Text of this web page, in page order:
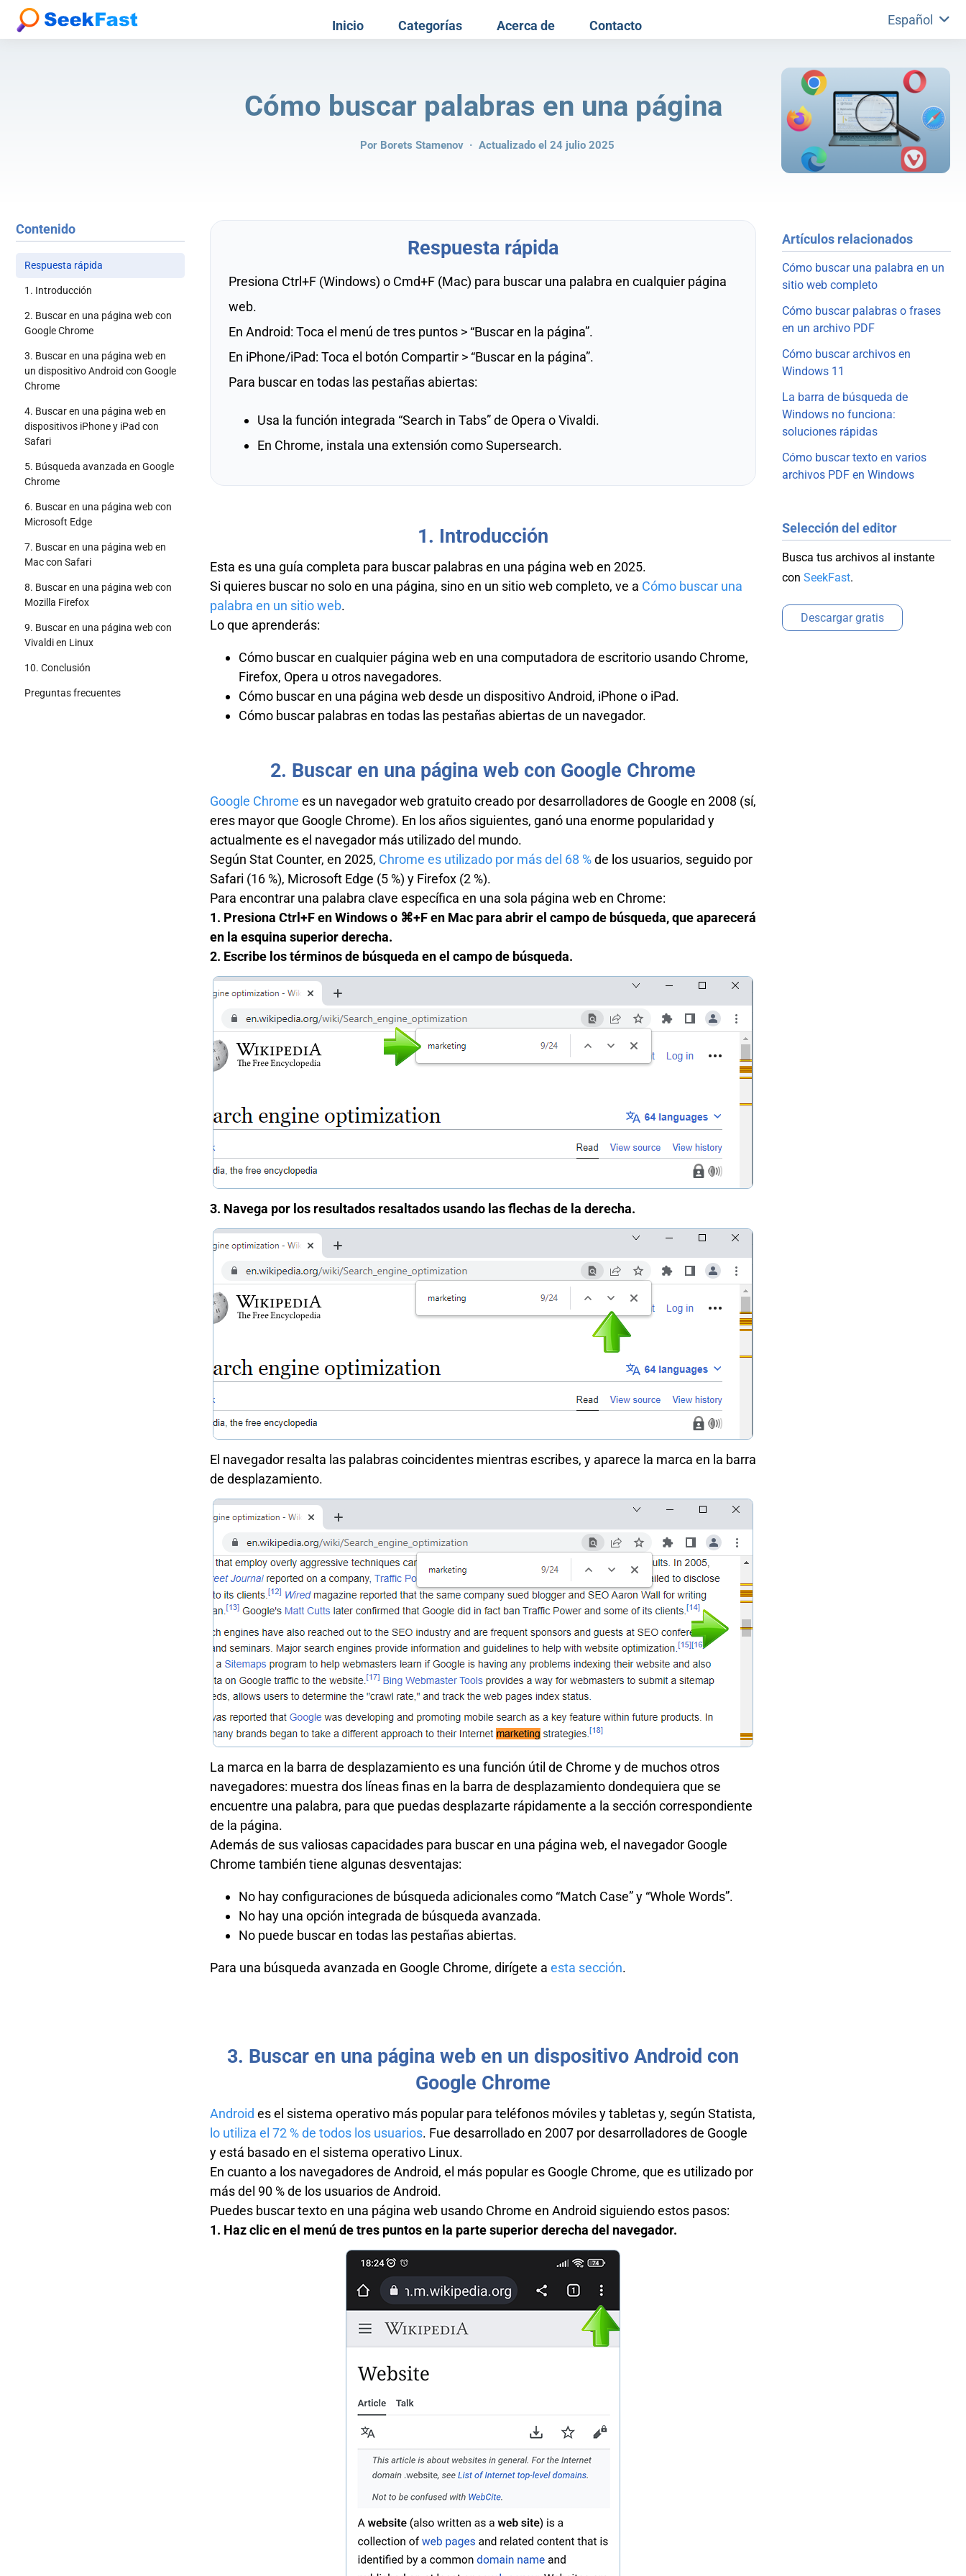
Inicio Categorías Acerca de Contacto Español
Cómo buscar palabras en una página
Por Borets Stamenov · Actualizado el 24 julio 2025
Contenido
Respuesta rápida
1. Introducción
2. Buscar en una página web con
Google Chrome
3. Buscar en una página web en
un dispositivo Android con Google
Chrome
4. Buscar en una página web en
dispositivos iPhone y iPad con
Safari
5. Búsqueda avanzada en Google
Chrome
6. Buscar en una página web con
Microsoft Edge
7. Buscar en una página web en
Mac con Safari
8. Buscar en una página web con
Mozilla Firefox
9. Buscar en una página web con
Vivaldi en Linux
10. Conclusión
Preguntas frecuentes
Respuesta rápida
Presiona Ctrl+F (Windows) o Cmd+F (Mac) para buscar una palabra en cualquier página
web.
En Android: Toca el menú de tres puntos > “Buscar en la página”.
En iPhone/iPad: Toca el botón Compartir > “Buscar en la página”.
Para buscar en todas las pestañas abiertas:
Usa la función integrada “Search in Tabs” de Opera o Vivaldi.
En Chrome, instala una extensión como Supersearch.
1. Introducción
Esta es una guía completa para buscar palabras en una página web en 2025.
Si quieres buscar no solo en una página, sino en un sitio web completo, ve a Cómo buscar una
palabra en un sitio web.
Lo que aprenderás:
Cómo buscar en cualquier página web en una computadora de escritorio usando Chrome,
Firefox, Opera u otros navegadores.
Cómo buscar en una página web desde un dispositivo Android, iPhone o iPad.
Cómo buscar palabras en todas las pestañas abiertas de un navegador.
2. Buscar en una página web con Google Chrome
Google Chrome es un navegador web gratuito creado por desarrolladores de Google en 2008 (sí,
eres mayor que Google Chrome). En los años siguientes, ganó una enorme popularidad y
actualmente es el navegador más utilizado del mundo.
Según Stat Counter, en 2025, Chrome es utilizado por más del 68 %de los usuarios, seguido por
Safari (16 %), Microsoft Edge (5 %) y Firefox (2 %).
Para encontrar una palabra clave específica en una sola página web en Chrome:
1. Presiona Ctrl+F en Windows o ⌘+F en Mac para abrir el campo de búsqueda, que aparecerá
en la esquina superior derecha.
2. Escribe los términos de búsqueda en el campo de búsqueda.
3. Navega por los resultados resaltados usando las flechas de la derecha.
El navegador resalta las palabras coincidentes mientras escribes, y aparece la marca en la barra
de desplazamiento.
La marca en la barra de desplazamiento es una función útil de Chrome y de muchos otros
navegadores: muestra dos líneas finas en la barra de desplazamiento dondequiera que se
encuentre una palabra, para que puedas desplazarte rápidamente a la sección correspondiente
de la página.
Además de sus valiosas capacidades para buscar en una página web, el navegador Google
Chrome también tiene algunas desventajas:
No hay configuraciones de búsqueda adicionales como “Match Case” y “Whole Words”.
No hay una opción integrada de búsqueda avanzada.
No puede buscar en todas las pestañas abiertas.
Para una búsqueda avanzada en Google Chrome, dirígete a esta sección.
3. Buscar en una página web en un dispositivo Android con
Google Chrome
Android es el sistema operativo más popular para teléfonos móviles y tabletas y, según Statista,
lo utiliza el 72 % de todos los usuarios. Fue desarrollado en 2007 por desarrolladores de Google
y está basado en el sistema operativo Linux.
En cuanto a los navegadores de Android, el más popular es Google Chrome, que es utilizado por
más del 90 % de los usuarios de Android.
Puedes buscar texto en una página web usando Chrome en Android siguiendo estos pasos:
1. Haz clic en el menú de tres puntos en la parte superior derecha del navegador.
Artículos relacionados
Cómo buscar una palabra en un
sitio web completo
Cómo buscar palabras o frases
en un archivo PDF
Cómo buscar archivos en
Windows 11
La barra de búsqueda de
Windows no funciona:
soluciones rápidas
Cómo buscar texto en varios
archivos PDF en Windows
Selección del editor
Busca tus archivos al instante
con SeekFast.
Descargar gratis